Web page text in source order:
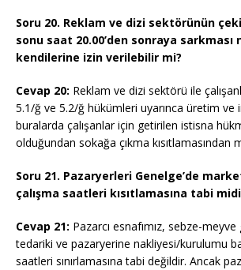
Soru 20. Reklam ve dizi sektörünün
sonu saat 20.00’den sonraya sarkması
kendilerine izin verilebilir mi?
Cevap 20: Reklam ve dizi sektörü ile
5.1/ğ ve 5.2/ğ hükümleri uyarınca üretim ve
buralarda çalışanlar için getirilen istisna
olduğundan sokağa çıkma kısıtlamasından
Soru 21. Pazaryerleri Genelge’de
çalışma saatleri kısıtlamasına tabi
Cevap 21: Pazarcı esnafımız, sebze-
tedariki ve pazaryerine nakliyesi/kurulumu
saatleri sınırlamasına tabi değildir. Ancak